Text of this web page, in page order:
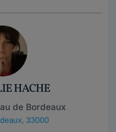
HACHE
de Bordeaux
33000